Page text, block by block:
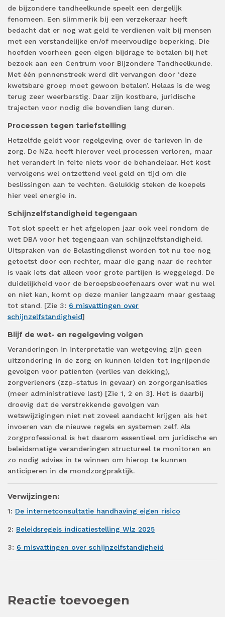
de bijzondere tandheelkunde speelt een dergelijk
fenomeen. Een slimmerik bij een verzekeraar heeft
bedacht dat er nog wat geld te verdienen valt bij mensen
met een verstandelijke en/of meervoudige beperking. Die
hoefden voorheen geen eigen bijdrage te betalen bij het
bezoek aan een Centrum voor Bijzondere Tandheelkunde.
Met één pennenstreek werd dit vervangen door ‘deze
kwetsbare groep moet gewoon betalen’. Helaas is de weg
terug zeer weerbarstig. Daar zijn kostbare, juridische
trajecten voor nodig die bovendien lang duren.
Processen tegen tariefstelling
Hetzelfde geldt voor regelgeving over de tarieven in de
zorg. De NZa heeft hierover veel processen verloren, maar
het verandert in feite niets voor de behandelaar. Het kost
vervolgens wel ontzettend veel geld en tijd om die
beslissingen aan te vechten. Gelukkig steken de koepels
hier veel energie in.
Schijnzelfstandigheid tegengaan
Tot slot speelt er het afgelopen jaar ook veel rondom de
wet DBA voor het tegengaan van schijnzelfstandigheid.
Uitspraken van de Belastingdienst worden tot nu toe nog
getoetst door een rechter, maar die gang naar de rechter
is vaak iets dat alleen voor grote partijen is weggelegd. De
duidelijkheid voor de beroepsbeoefenaars over wat nu wel
en niet kan, komt op deze manier langzaam maar gestaag
tot stand. [Zie 3: 6 misvattingen over
schijnzelfstandigheid]
Blijf de wet- en regelgeving volgen
Veranderingen in interpretatie van wetgeving zijn geen
uitzondering in de zorg en kunnen leiden tot ingrijpende
gevolgen voor patiënten (verlies van dekking),
zorgverleners (zzp-status in gevaar) en zorgorganisaties
(meer administratieve last) [Zie 1, 2 en 3]. Het is daarbij
droevig dat de verstrekkende gevolgen van
wetswijzigingen niet net zoveel aandacht krijgen als het
invoeren van de nieuwe regels en systemen zelf. Als
zorgprofessional is het daarom essentieel om juridische en
beleidsmatige veranderingen structureel te monitoren en
zo nodig advies in te winnen om hierop te kunnen
anticiperen in de mondzorgpraktijk.
Verwijzingen:
1: De internetconsultatie handhaving eigen risico
2: Beleidsregels indicatiestelling Wlz 2025
3: 6 misvattingen over schijnzelfstandigheid
Reactie toevoegen